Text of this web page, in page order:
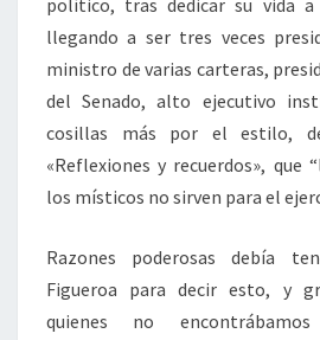
político, tras dedicar su vida
llegando a ser tres veces
ministro de varias carteras,
del Senado, alto ejecutivo
cosillas más por el estilo,
«Reflexiones y recuerdos», que
los místicos no sirven para el
Razones poderosas debía
Figueroa para decir esto, y
quienes no